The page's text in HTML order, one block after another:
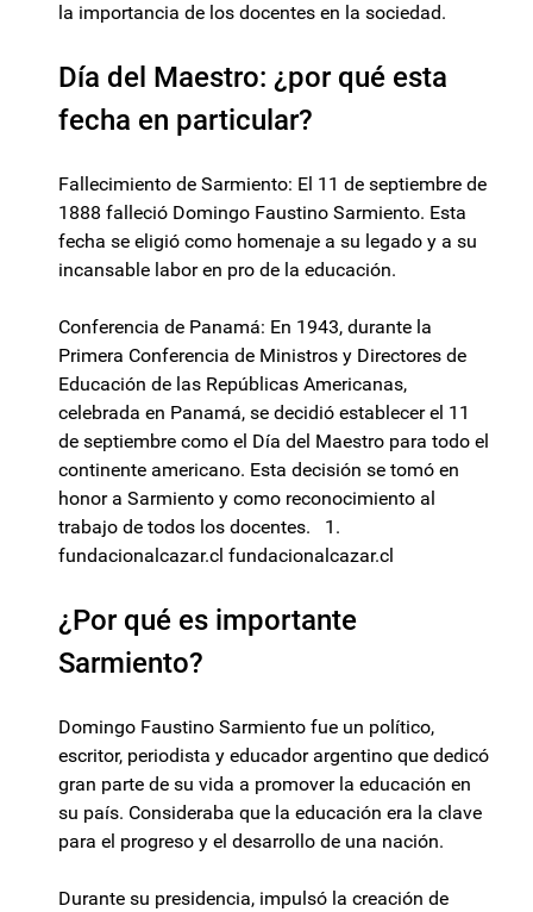
la importancia de los docentes en la sociedad.
Día del Maestro: ¿por qué esta
fecha en particular?
Fallecimiento de Sarmiento: El 11 de septiembre de
1888 falleció Domingo Faustino Sarmiento. Esta
fecha se eligió como homenaje a su legado y a su
incansable labor en pro de la educación.
Conferencia de Panamá: En 1943, durante la
Primera Conferencia de Ministros y Directores de
Educación de las Repúblicas Americanas,
celebrada en Panamá, se decidió establecer el 11
de septiembre como el Día del Maestro para todo el
continente americano. Esta decisión se tomó en
honor a Sarmiento y como reconocimiento al
trabajo de todos los docentes. 1.
fundacionalcazar.cl fundacionalcazar.cl
¿Por qué es importante
Sarmiento?
Domingo Faustino Sarmiento fue un político,
escritor, periodista y educador argentino que dedicó
gran parte de su vida a promover la educación en
su país. Consideraba que la educación era la clave
para el progreso y el desarrollo de una nación.
Durante su presidencia, impulsó la creación de